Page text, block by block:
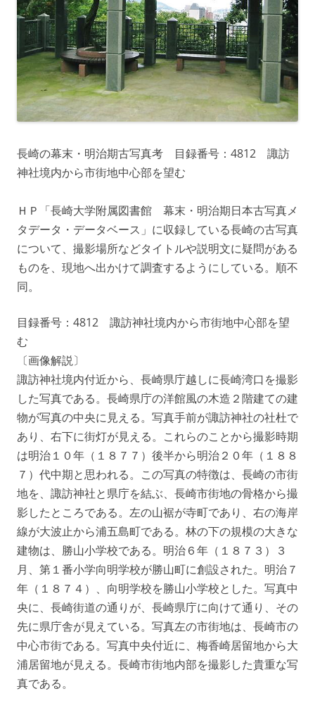
長崎の幕末・明治期古写真考 目録番号：4812 諏訪
神社境内から市街地中心部を望む
ＨＰ「長崎大学附属図書館 幕末・明治期日本古写真メ
タデータ・データベース」に収録している長崎の古写真
について、撮影場所などタイトルや説明文に疑問がある
ものを、現地へ出かけて調査するようにしている。順不
同。
目録番号：4812 諏訪神社境内から市街地中心部を望
む
〔画像解説〕
諏訪神社境内付近から、長崎県庁越しに長崎湾口を撮影
した写真である。長崎県庁の洋館風の木造２階建ての建
物が写真の中央に見える。写真手前が諏訪神社の社杜で
あり、右下に街灯が見える。これらのことから撮影時期
は明治１０年（１８７７）後半から明治２０年（１８８
７）代中期と思われる。この写真の特徴は、長崎の市街
地を、諏訪神社と県庁を結ぶ、長崎市街地の骨格から撮
影したところである。左の山裾が寺町であり、右の海岸
線が大波止から浦五島町である。林の下の規模の大きな
建物は、勝山小学校である。明治６年（１８７３）３
月、第１番小学向明学校が勝山町に創設された。明治７
年（１８７４）、向明学校を勝山小学校とした。写真中
央に、長崎街道の通りが、長崎県庁に向けて通り、その
先に県庁舎が見えている。写真左の市街地は、長崎市の
中心市街である。写真中央付近に、梅香崎居留地から大
浦居留地が見える。長崎市街地内部を撮影した貴重な写
真である。